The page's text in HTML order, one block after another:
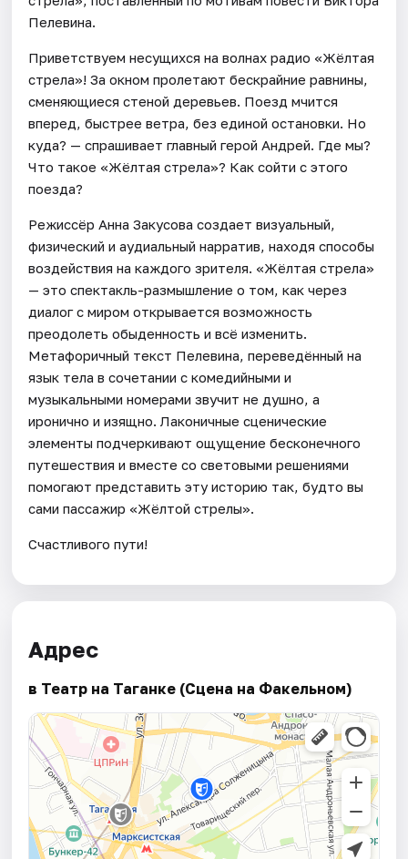
Пелевина.
Приветствуем несущихся на волнах радио «Жёлтая
стрела»! За окном пролетают бескрайние равнины,
сменяющиеся стеной деревьев. Поезд мчится
вперед, быстрее ветра, без единой остановки. Но
куда? — спрашивает главный герой Андрей. Где мы?
Что такое «Жёлтая стрела»? Как сойти с этого
поезда?
Режиссёр Анна Закусова создает визуальный,
физический и аудиальный нарратив, находя способы
воздействия на каждого зрителя. «Жёлтая стрела»
— это спектакль-размышление о том, как через
диалог с миром открывается возможность
преодолеть обыденность и всё изменить.
Метафоричный текст Пелевина, переведённый на
язык тела в сочетании с комедийными и
музыкальными номерами звучит не душно, а
иронично и изящно. Лаконичные сценические
элементы подчеркивают ощущение бесконечного
путешествия и вместе со световыми решениями
помогают представить эту историю так, будто вы
сами пассажир «Жёлтой стрелы».
Счастливого пути!
Адрес
в Театр на Таганке (Сцена на Факельном)